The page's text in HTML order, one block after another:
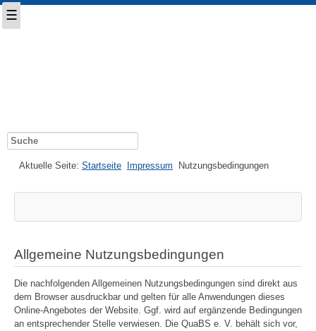
Suche
Aktuelle Seite: Startseite Impressum Nutzungsbedingungen
Allgemeine Nutzungsbedingungen
Die nachfolgenden Allgemeinen Nutzungsbedingungen sind direkt aus
dem Browser ausdruckbar und gelten für alle Anwendungen dieses
Online-Angebotes der Website. Ggf. wird auf ergänzende Bedingungen
an entsprechender Stelle verwiesen. Die QuaBS e. V. behält sich vor,